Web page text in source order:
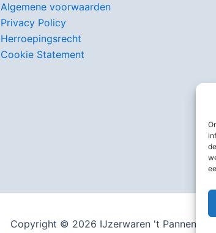
Algemene voorwaarden
Privacy Policy
Herroepingsrecht
Cookie Statement
Copyright © 2026 IJzerwaren 't Pannenhuis